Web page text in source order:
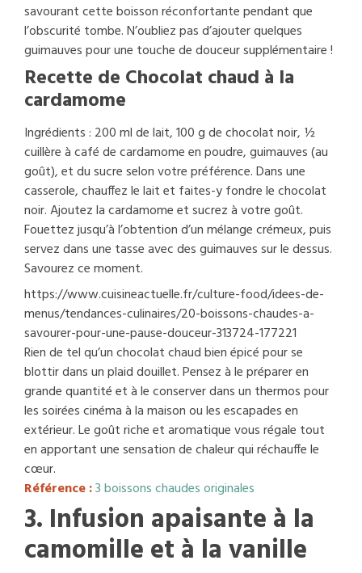
savourant cette boisson réconfortante pendant que
l’obscurité tombe. N’oubliez pas d’ajouter quelques
guimauves pour une touche de douceur supplémentaire !
Recette de Chocolat chaud à la
cardamome
Ingrédients : 200 ml de lait, 100 g de chocolat noir, ½
cuillère à café de cardamome en poudre, guimauves (au
goût), et du sucre selon votre préférence. Dans une
casserole, chauffez le lait et faites-y fondre le chocolat
noir. Ajoutez la cardamome et sucrez à votre goût.
Fouettez jusqu’à l’obtention d’un mélange crémeux, puis
servez dans une tasse avec des guimauves sur le dessus.
Savourez ce moment.
https://www.cuisineactuelle.fr/culture-food/idees-de-
menus/tendances-culinaires/20-boissons-chaudes-a-
savourer-pour-une-pause-douceur-313724-177221
Rien de tel qu’un chocolat chaud bien épicé pour se
blottir dans un plaid douillet. Pensez à le préparer en
grande quantité et à le conserver dans un thermos pour
les soirées cinéma à la maison ou les escapades en
extérieur. Le goût riche et aromatique vous régale tout
en apportant une sensation de chaleur qui réchauffe le
cœur.
Référence :3 boissons chaudes originales
3. Infusion apaisante à la
camomille et à la vanille